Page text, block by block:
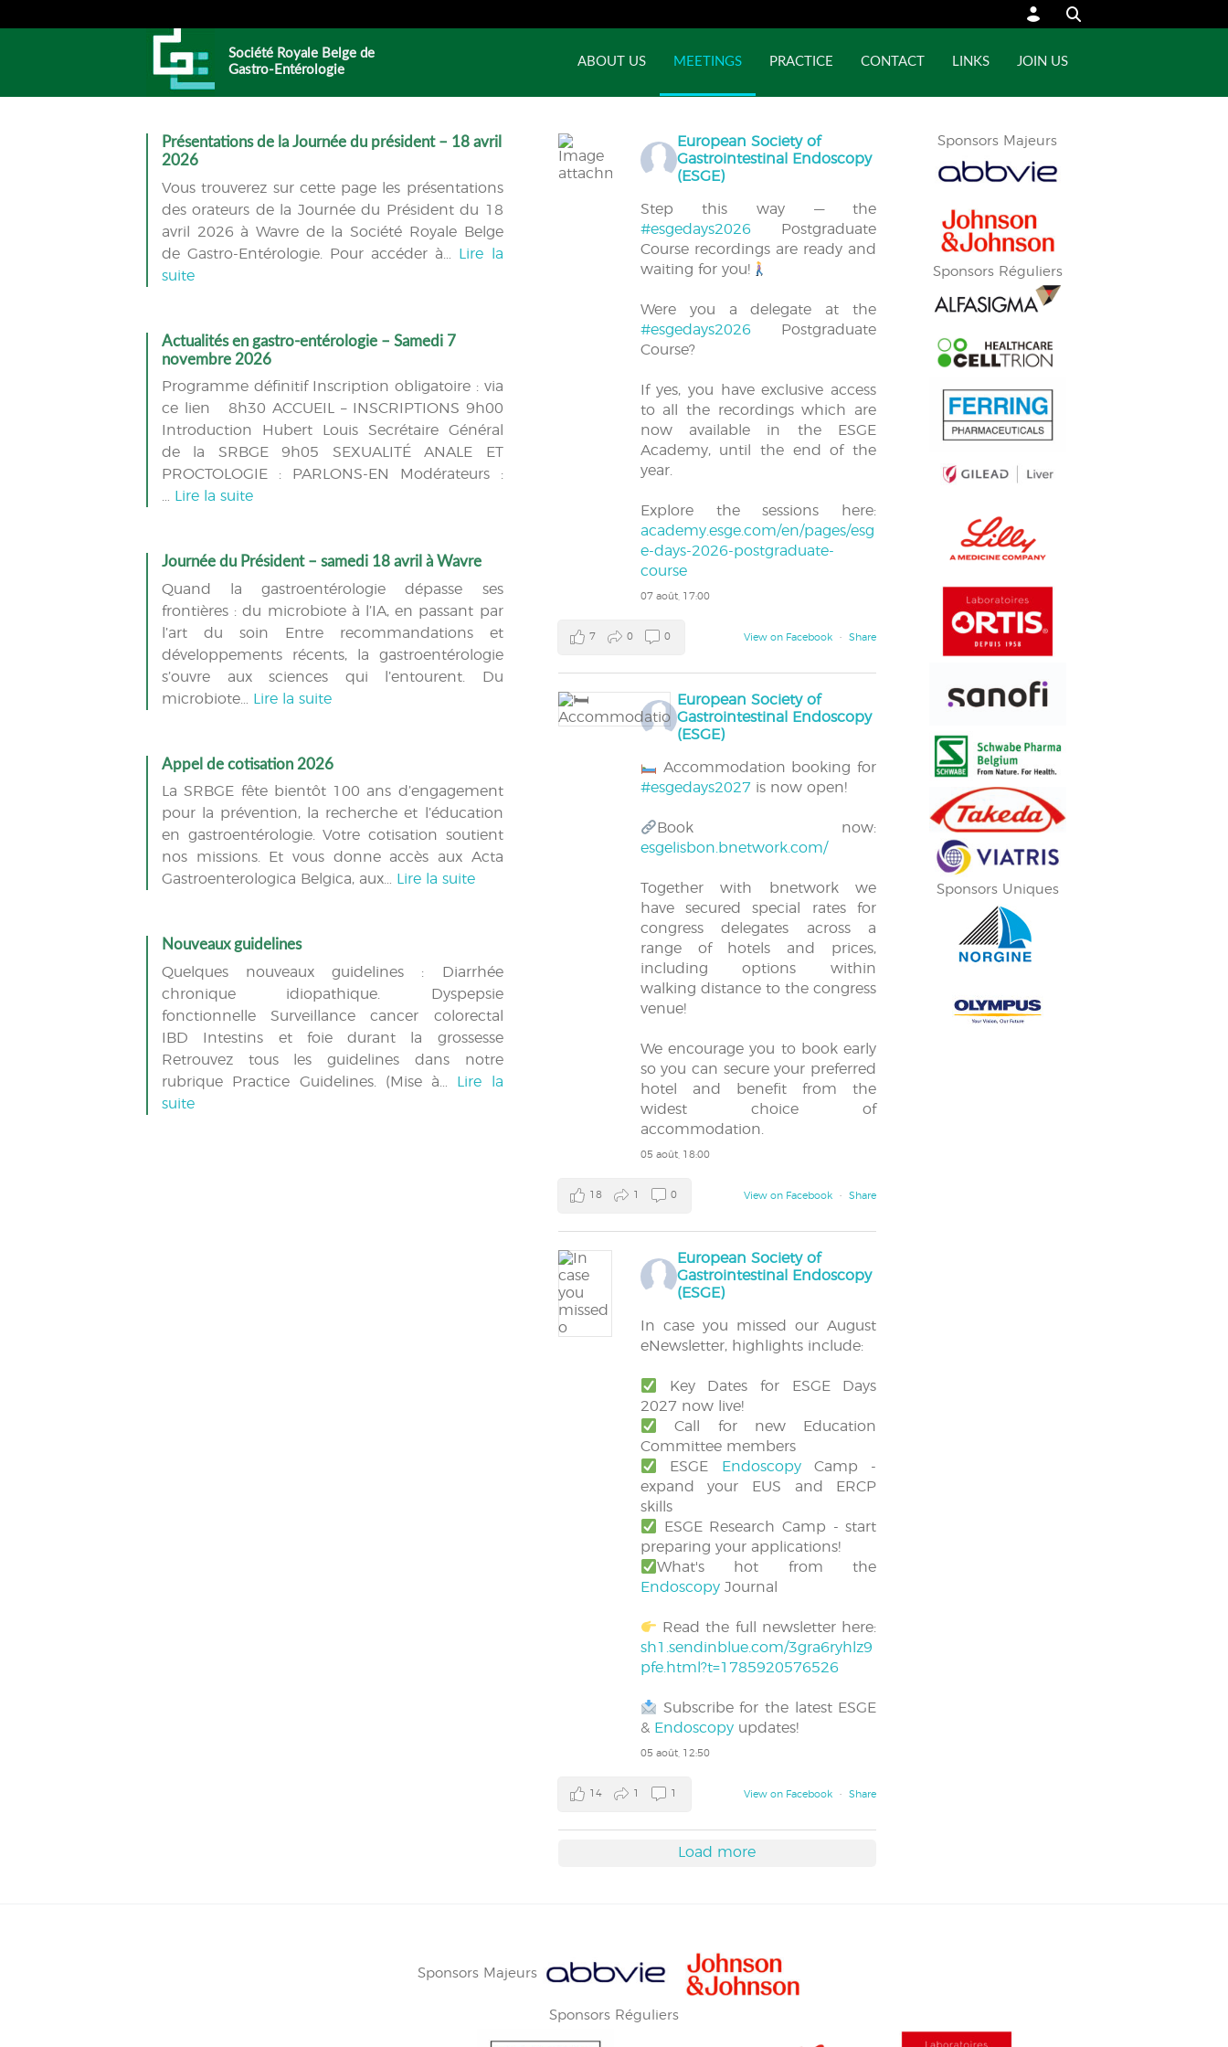
Société Royale Belge de
Gastro-Entérologie
ABOUT US MEETINGS PRACTICE CONTACT LINKS JOIN US
Présentations de la Journée du président – 18 avril
2026
Vous trouverez sur cette page les présentations
des orateurs de la Journée du Président du 18
avril 2026 à Wavre de la Société Royale Belge
de Gastro-Entérologie. Pour accéder à… Lire la
suite
Actualités en gastro-entérologie – Samedi 7
novembre 2026
Programme définitif Inscription obligatoire : via
ce lien 8h30 ACCUEIL – INSCRIPTIONS 9h00
Introduction Hubert Louis Secrétaire Général
de la SRBGE 9h05 SEXUALITÉ ANALE ET
PROCTOLOGIE : PARLONS-EN Modérateurs :
Lire la suite
Journée du Président – samedi 18 avril à Wavre
Quand la gastroentérologie dépasse ses
frontières : du microbiote à l’IA, en passant par
l’art du soin Entre recommandations et
développements récents, la gastroentérologie
s’ouvre aux sciences qui l’entourent. Du
microbiote… Lire la suite
Appel de cotisation 2026
La SRBGE fête bientôt 100 ans d’engagement
pour la prévention, la recherche et l’éducation
en gastroentérologie. Votre cotisation soutient
nos missions. Et vous donne accès aux Acta
Gastroenterologica Belgica, aux…
Lire la suite
Nouveaux guidelines
Quelques nouveaux guidelines : Diarrhée
chronique idiopathique. Dyspepsie
fonctionnelle Surveillance cancer colorectal
IBD Intestins et foie durant la grossesse
Retrouvez tous les guidelines dans notre
rubrique Practice Guidelines. (Mise à… Lire la
suite
European Society of
Gastrointestinal Endoscopy
(ESGE)
Step this way — the
#esgedays2026Postgraduate
Course recordings are ready and
waiting for you!
Were you a delegate at the
#esgedays2026Postgraduate
Course?
If yes, you have exclusive access
to all the recordings which are
now available in the ESGE
Academy, until the end of the
year.
Explore the sessions here:
academy.esge.com/en/pages/esg
e-days-2026-postgraduate-
course
07 août, 17:00
View on Facebook · Share
7 0 0
European Society of
Gastrointestinal Endoscopy
(ESGE)
Accommodation booking for
#esgedays2027is now open!
Book now:
esgelisbon.bnetwork.com/
Together with bnetwork we
have secured special rates for
congress delegates across a
range of hotels and prices,
including options within
walking distance to the congress
venue!
We encourage you to book early
so you can secure your preferred
hotel and benefit from the
widest choice of
accommodation.
05 août, 18:00
View on Facebook · Share
18 1 0
European Society of
Gastrointestinal Endoscopy
(ESGE)
In case you missed our August
eNewsletter, highlights include:
Key Dates for ESGE Days
2027 now live!
Call for new Education
Committee members
ESGE
EndoscopyCamp -
expand your EUS and ERCP
skills
ESGE Research Camp - start
preparing your applications!
What's hot from the
EndoscopyJournal
Read the full newsletter here:
sh1.sendinblue.com/3gra6ryhlz9
pfe.html?t=1785920576526
Subscribe for the latest ESGE
& Endoscopyupdates!
05 août, 12:50
View on Facebook · Share
14 1 1
Load more
Sponsors Majeurs
Sponsors Réguliers
Sponsors Uniques
Sponsors Majeurs
Sponsors Réguliers